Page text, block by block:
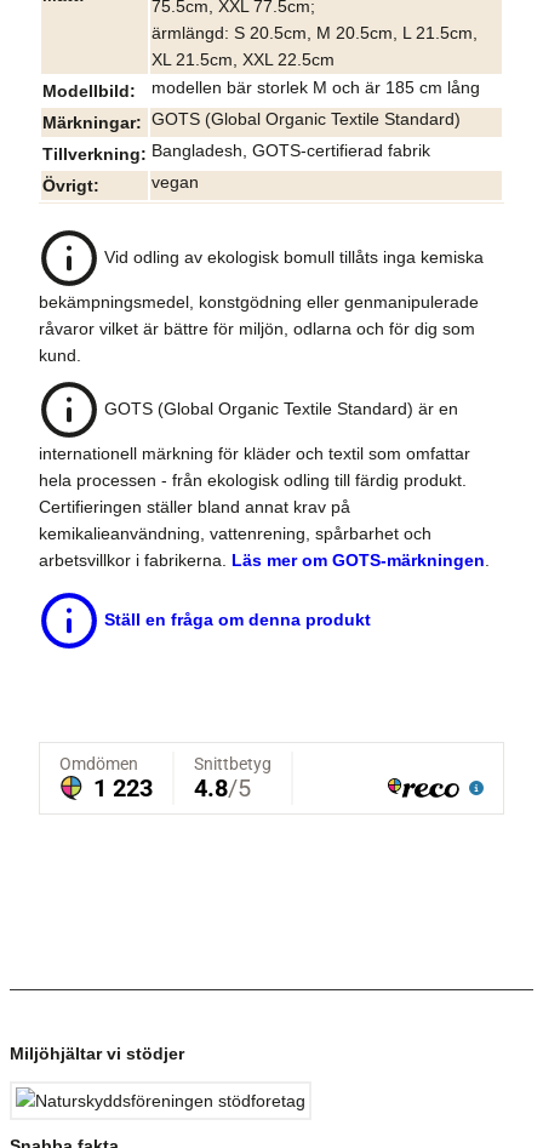
75.5cm, XXL 77.5cm;
ärmlängd: S 20.5cm, M 20.5cm, L 21.5cm,
XL 21.5cm, XXL 22.5cm
Modellbild
modellen bär storlek M och är 185 cm lång
Märkningar
GOTS (Global Organic Textile Standard)
Tillverkning
Bangladesh, GOTS-certifierad fabrik
Övrigt
vegan
Vid odling av ekologisk bomull tillåts inga kemiska
bekämpningsmedel, konstgödning eller genmanipulerade
råvaror vilket är bättre för miljön, odlarna och för dig som
kund.
GOTS (Global Organic Textile Standard) är en
internationell märkning för kläder och textil som omfattar
hela processen - från ekologisk odling till färdig produkt.
Certifieringen ställer bland annat krav på
kemikalieanvändning, vattenrening, spårbarhet och
arbetsvillkor i fabrikerna. Läs mer om GOTS-märkningen.
Ställ en fråga om denna produkt
Miljöhjältar vi stödjer